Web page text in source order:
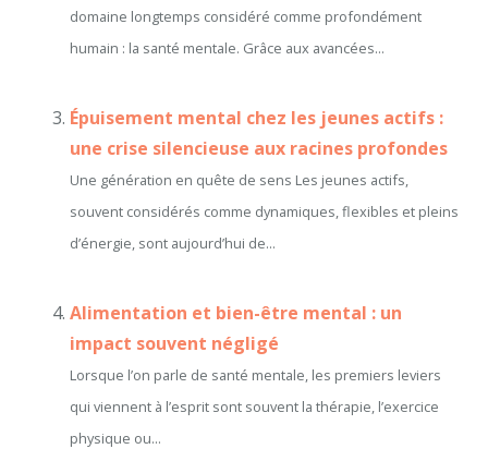
domaine longtemps considéré comme profondément
humain : la santé mentale. Grâce aux avancées...
Épuisement mental chez les jeunes actifs :
une crise silencieuse aux racines profondes
Une génération en quête de sens Les jeunes actifs,
souvent considérés comme dynamiques, flexibles et pleins
d’énergie, sont aujourd’hui de...
Alimentation et bien-être mental : un
impact souvent négligé
Lorsque l’on parle de santé mentale, les premiers leviers
qui viennent à l’esprit sont souvent la thérapie, l’exercice
physique ou...